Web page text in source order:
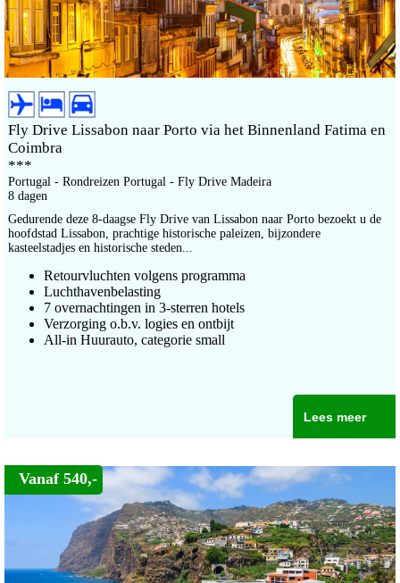
Fly Drive Lissabon naar Porto via het Binnenland Fatima en
Coimbra
***
Portugal - Rondreizen Portugal - Fly Drive Madeira
8 dagen
Gedurende deze 8-daagse Fly Drive van Lissabon naar Porto bezoekt u de
hoofdstad Lissabon, prachtige historische paleizen, bijzondere
kasteelstadjes en historische steden...
Retourvluchten volgens programma
Luchthavenbelasting
7 overnachtingen in 3-sterren hotels
Verzorging o.b.v. logies en ontbijt
All-in Huurauto, categorie small
Lees meer
Vanaf 540,-